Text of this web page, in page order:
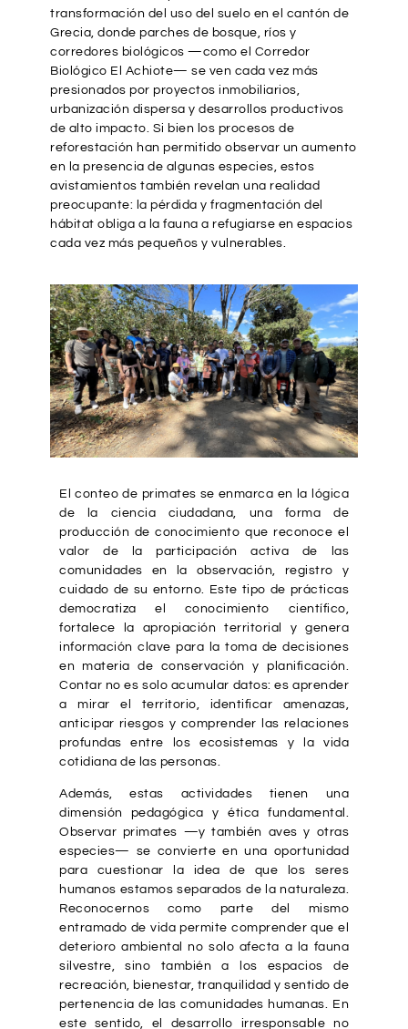
transformación del uso del suelo en el cantón de
Grecia, donde parches de bosque, ríos y
corredores biológicos —como el Corredor
Biológico El Achiote— se ven cada vez más
presionados por proyectos inmobiliarios,
urbanización dispersa y desarrollos productivos
de alto impacto. Si bien los procesos de
reforestación han permitido observar un aumento
en la presencia de algunas especies, estos
avistamientos también revelan una realidad
preocupante: la pérdida y fragmentación del
hábitat obliga a la fauna a refugiarse en espacios
cada vez más pequeños y vulnerables.
El conteo de primates se enmarca en la lógica
de la ciencia ciudadana, una forma de
producción de conocimiento que reconoce el
valor de la participación activa de las
comunidades en la observación, registro y
cuidado de su entorno. Este tipo de prácticas
democratiza el conocimiento científico,
fortalece la apropiación territorial y genera
información clave para la toma de decisiones
en materia de conservación y planificación.
Contar no es solo acumular datos: es aprender
a mirar el territorio, identificar amenazas,
anticipar riesgos y comprender las relaciones
profundas entre los ecosistemas y la vida
cotidiana de las personas.
Además, estas actividades tienen una
dimensión pedagógica y ética fundamental.
Observar primates —y también aves y otras
especies— se convierte en una oportunidad
para cuestionar la idea de que los seres
humanos estamos separados de la naturaleza.
Reconocernos como parte del mismo
entramado de vida permite comprender que el
deterioro ambiental no solo afecta a la fauna
silvestre, sino también a los espacios de
recreación, bienestar, tranquilidad y sentido de
pertenencia de las comunidades humanas. En
este sentido, el desarrollo irresponsable no